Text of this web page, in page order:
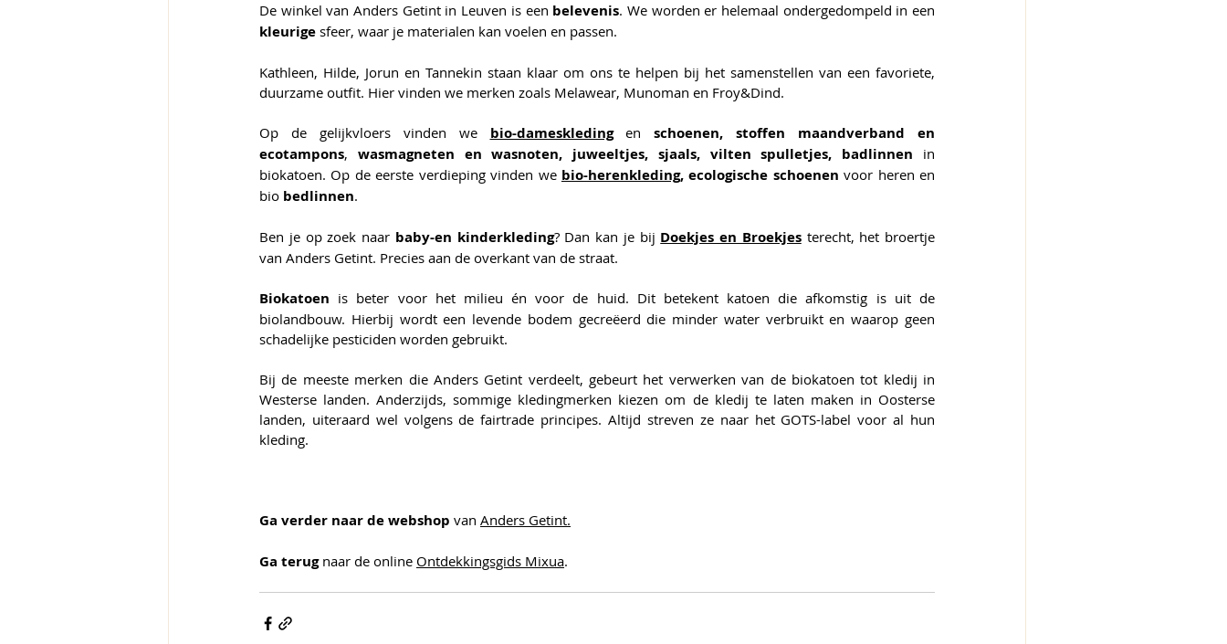
De winkel van Anders Getint in Leuven is een belevenis.
kleurige sfeer, waar je materialen kan voelen en passen.
Kathleen, Hilde, Jorun en Tannekin staan klaar om ons te helpen bij het samenstellen van een favoriete,
duurzame outfit. Hier vinden we merken zoals Melawear, Munoman en Froy&Dind.
Op de gelijkvloers vinden we bio-dameskleding en schoenen, stoffen maandverband en
ecotampons, wasmagneten en wasnoten, juweeltjes, sjaals, vilten spulletjes, badlinnen in
biokatoen. Op de eerste verdieping vinden we bio-herenkleding, ecologische schoenen voor heren en
bio bedlinnen.
Ben je op zoek naar baby-en kinderkleding? Dan kan je bij Doekjes en Broekjes terecht, het broertje
van Anders Getint. Precies aan de overkant van de straat.
Biokatoen is beter voor het milieu én voor de huid. Dit betekent katoen die afkomstig is uit de
biolandbouw. Hierbij wordt een levende bodem gecreëerd die minder water verbruikt en waarop geen
schadelijke pesticiden worden gebruikt.
Bij de meeste merken die Anders Getint verdeelt, gebeurt het verwerken van de biokatoen tot kledij in
Westerse landen. Anderzijds, sommige kledingmerken kiezen om de kledij te laten maken in Oosterse
landen, uiteraard wel volgens de fairtrade principes. Altijd streven ze naar het GOTS-label voor al hun
kleding.
Ga verder naar de webshop van Anders Getint.
Ga terug naar de online Ontdekkingsgids Mixua.